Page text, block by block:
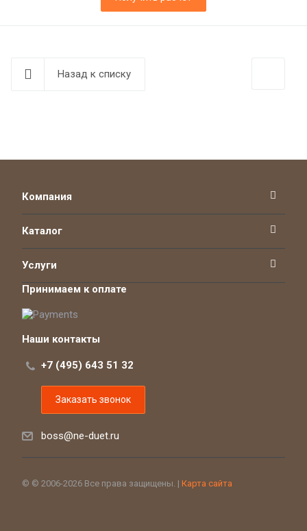
Назад к списку
Компания
Каталог
Услуги
Принимаем к оплате
Наши контакты
+7 (495) 643 51 32
Заказать звонок
boss@ne-duet.ru
© © 2006-2026 Все права защищены. | Карта сайта